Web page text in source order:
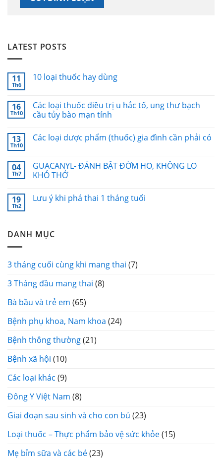
LATEST POSTS
11
Th6
10 loại thuốc hay dùng
16
Th10
Các loại thuốc điều trị u hắc tố, ung thư bạch
cầu tủy bào mạn tính
13
Th10
Các loại dược phẩm (thuốc) gia đình cần phải có
04
Th7
GUACANYL- ĐÁNH BẬT ĐỜM HO, KHÔNG LO
KHÓ THỞ
19
Th2
Lưu ý khi phá thai 1 tháng tuổi
DANH MỤC
3 tháng cuối cùng khi mang thai (7)
3 Tháng đầu mang thai (8)
Bà bầu và trẻ em (65)
Bệnh phụ khoa, Nam khoa (24)
Bệnh thông thường(21)
Bệnh xã hội (10)
Các loại khác (9)
Đông Y Việt Nam (8)
Giai đoạn sau sinh và cho con bú (23)
Loại thuốc – Thực phẩm bảo vệ sức khỏe(15)
Mẹ bỉm sữa và các bé(23)